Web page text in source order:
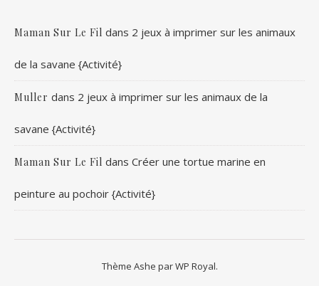
Maman Sur Le Fil dans 2 jeux à imprimer sur les animaux
de la savane {Activité}
Muller dans 2 jeux à imprimer sur les animaux de la
savane {Activité}
Maman Sur Le Fil dans Créer une tortue marine en
peinture au pochoir {Activité}
Thème Ashe parWP Royal.